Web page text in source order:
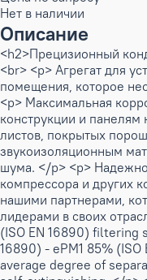
Нет в наличии
Описание
<h2>Прецизионный
<br> <p> Агрегат для
помещения, которое
<p> Максимальная
конструкции и панелям
листов, покрытых
звукоизоляционным
шума. </p> <p>
компрессора и других
нашими партнерами,
лидерами в своих
(ISO EN 16890) filtering
16890) - ePM1 85%
average degree of